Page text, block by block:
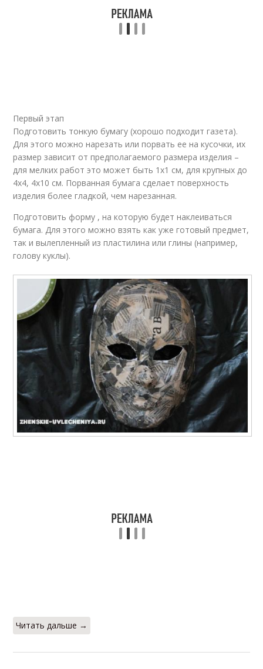
Первый этап
Подготовить тонкую бумагу (хорошо подходит газета).
Для этого можно нарезать или порвать ее на кусочки, их
размер зависит от предполагаемого размера изделия –
для мелких работ это может быть 1х1 см, для крупных до
4х4, 4х10 см. Порванная бумага сделает поверхность
изделия более гладкой, чем нарезанная.
Подготовить форму , на которую будет наклеиваться
бумага. Для этого можно взять как уже готовый предмет,
так и вылепленный из пластилина или глины (например,
голову куклы).
Читать дальше →